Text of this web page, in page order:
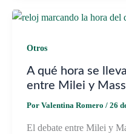
Otros
A qué hora se
entre Milei y
Por Valentina Romero / 26
El debate entre Milei y